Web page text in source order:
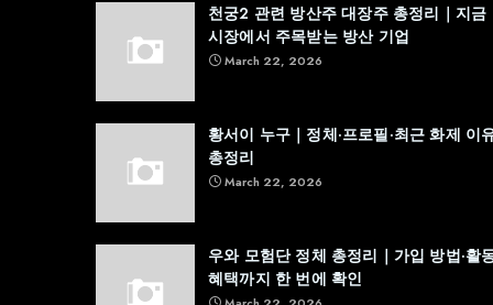
천궁2 관련 방산주 대장주 총정리｜지금
시장에서 주목받는 방산 기업
March 22, 2026
황서이 누구｜정체·프로필·최근 화제 이
총정리
March 22, 2026
우와 모험단 정체 총정리｜가입 방법·활
혜택까지 한 번에 확인